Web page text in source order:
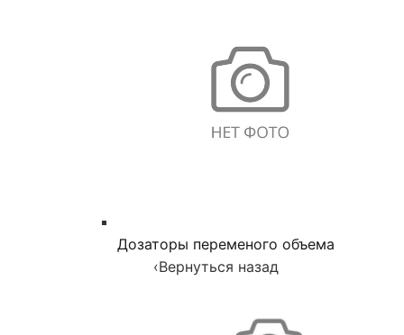
Дозаторы переменого объема
‹Вернуться назад